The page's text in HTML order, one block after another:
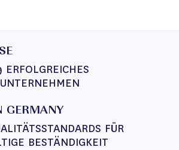
GERMANY
FÜR
BESTÄNDIGKEIT